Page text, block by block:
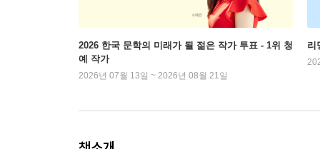
2026 한국 문학의 미래가 될 젊은 작가 투표 - 1위 청
예 작가
2026년 07월 13일 ~ 2026년 08월 21일
리